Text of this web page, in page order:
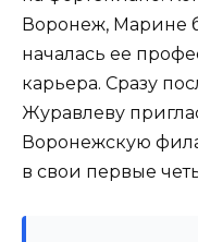
Воронеж, Марине
началась ее
карьера. Сразу
Журавлеву
Воронежскую
в свои первые